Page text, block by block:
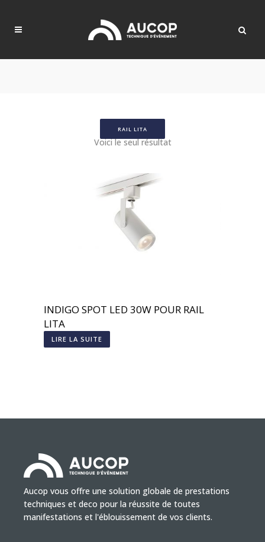
RAIL LITA
Voici le seul résultat
INDIGO SPOT LED 30W POUR RAIL
LITA
LIRE LA SUITE
Aucop vous offre une solution globale de prestations
techniques et deco pour la réussite de toutes
manifestations et l'éblouissement de vos clients.